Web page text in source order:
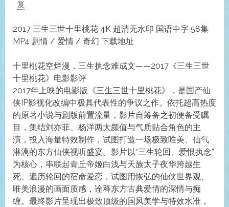
复
2017 三生三世十里桃花 4K 超清无水印 国语中字 58集
MP4 剧情 / 爱情 / 奇幻 下载地址
十里桃花空烂漫，三生执念难成文——2017《三生三世
十里桃花》电影影评
2017年上映的电影版《三生三世十里桃花》，是国产仙
侠IP影视化改编中极具代表性的争议之作。依托超高热度
的原著小说与剧版前置流量，影片自筹备之初便备受瞩
目，集结刘亦菲、杨洋两大颜值与气质贴合角色的主
演，投入海量特效制作，试图打造一场极致唯美、仙气
淋漓的东方仙侠视听盛宴。影片以“三生轮回、爱恨执念”
为核心，串联起青丘帝姬白浅与天族太子夜华跨越生
死、遍历轮回的宿命爱恋，试图用恢弘的仙侠世界观、
唯美浪漫的画面质感，诠释东方古典爱情的深情与痴
缠。最终影片呈现出极致顶级的国风美学与特效水准，